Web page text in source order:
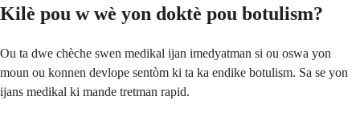
Kilè pou w wè yon doktè pou botulism?
Ou ta dwe chèche swen medikal ijan imedyatman si ou oswa yon
moun ou konnen devlope sentòm ki ta ka endike botulism. Sa se yon
ijans medikal ki mande tretman rapid.